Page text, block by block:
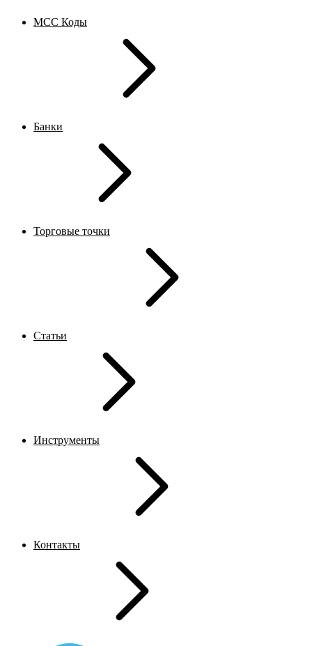
MCC Коды
Банки
Торговые точки
Статьи
Инструменты
Контакты